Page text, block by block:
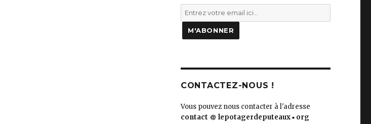
CONTACTEZ-NOUS !
Vous pouvez nous contacter à l'adresse
contact
lepotagerdeputeaux org